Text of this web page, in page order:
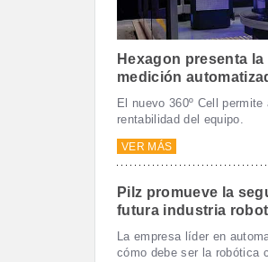
Hexagon presenta
medición
El nuevo 360º Cell
rentabilidad del equipo.
VER MÁS
Pilz promueve la
futura industria
La empresa líder en
cómo debe ser la robótica